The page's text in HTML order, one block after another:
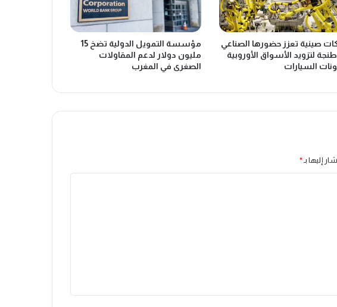
ر
د
ر
ه
م
و
د
صينية تعزز حضورها الصناعي
لتزويد الأسواق الأوروبية
السيارات
مؤسسة التمويل الدولية تضخ 15
مليون دولار لدعم المقاولات
الصغرى في المغرب
إليها بـ*